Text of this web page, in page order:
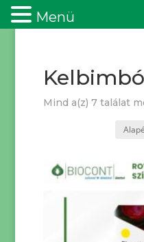
Kelbimbó
Mind a(z) 7 találat
Menü